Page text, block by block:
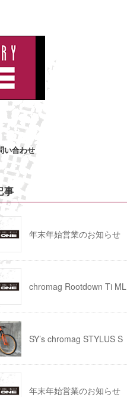
い合わせ
事
年末年始営業のお知らせ
chromag Rootdown Ti ML
SY’s chromag STYLUS S
年末年始営業のお知らせ